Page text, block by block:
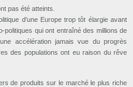
pas été atteints.
d'une Europe trop tôt élargie avant
qui ont entraîné des millions de
accélération jamais vue du progrès
des populations ont eu raison du rêve
de produits sur le marché le plus riche